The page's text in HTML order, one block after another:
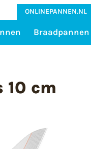
ONLINEPANNEN.NL
Braadpannen
10 cm